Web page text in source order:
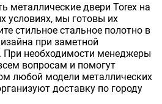
металлические двери Torex на
условиях, мы готовы их
стильное стальное полотно в
при заметной
необходимости менеджеры
вопросам и помогут
любой модели металлических
доставку по городу